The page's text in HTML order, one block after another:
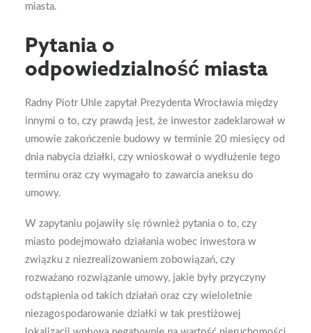
miasta.
Pytania o
odpowiedzialność miasta
Radny Piotr Uhle zapytał Prezydenta Wrocławia między
innymi o to, czy prawdą jest, że inwestor zadeklarował w
umowie zakończenie budowy w terminie 20 miesięcy od
dnia nabycia działki, czy wnioskował o wydłużenie tego
terminu oraz czy wymagało to zawarcia aneksu do
umowy.
W zapytaniu pojawiły się również pytania o to, czy
miasto podejmowało działania wobec inwestora w
związku z niezrealizowaniem zobowiązań, czy
rozważano rozwiązanie umowy, jakie były przyczyny
odstąpienia od takich działań oraz czy wieloletnie
niezagospodarowanie działki w tak prestiżowej